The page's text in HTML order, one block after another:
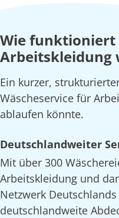
Wie funktioniert
Arbeitskleidung
Ein kurzer,
Wäscheservice für
ablaufen könnte.
Deutschlandweiter
Mit über 300
Arbeitskleidung und
Netzwerk
deutschlandweite